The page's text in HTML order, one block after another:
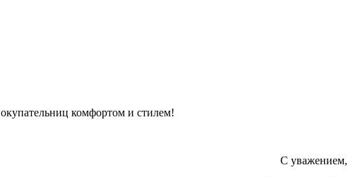
комфортом и стилем!
С уважением,